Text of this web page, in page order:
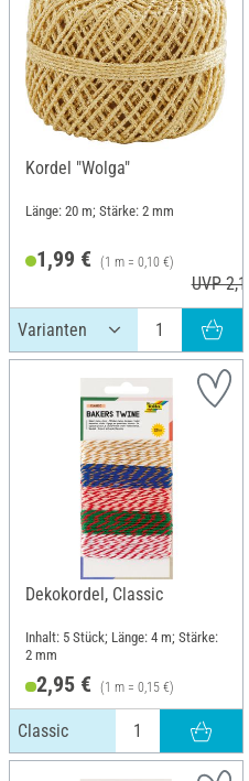
Kordel "Wolga"
Länge: 20 m; Stärke: 2 mm
1,99 € (1 m = 0,10 €)
UVP
Dekokordel, Classic
Inhalt: 5 Stück; Länge: 4 m; Stärke:
2 mm
2,95 € (1 m = 0,15 €)
Classic